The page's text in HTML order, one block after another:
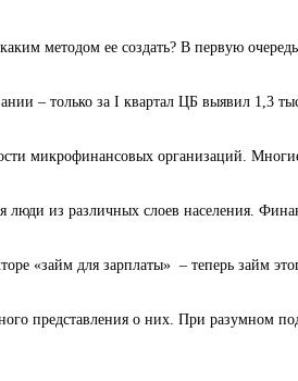
методом ее создать? В первую
– только за I квартал ЦБ выявил 1,3
микрофинансовых организаций.
из различных слоев населения.
«займ для зарплаты» – теперь займ
представления о них. При разумном